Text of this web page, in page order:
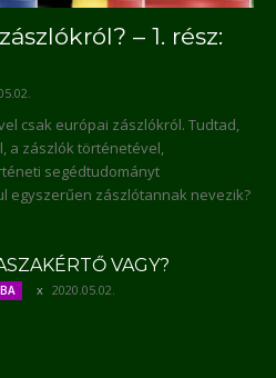
– 1. rész:
csak európai zászlókról. Tudtad,
a zászlók történetével,
segédtudományt
egyszerűen zászlótannak nevezik?
VAGY?
2020.05.02.